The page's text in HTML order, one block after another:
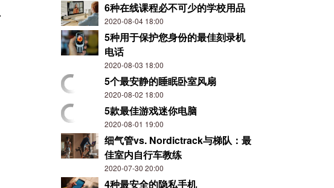
6种在线课程必不可少的学校用品
2020-08-04 18:00
5种用于保护您身份的最佳刻录机
电话
2020-08-03 18:00
5个最安静的睡眠卧室风扇
2020-08-02 18:00
5款最佳游戏迷你电脑
2020-08-01 19:00
细气管vs. Nordictrack与梯队：最
佳室内自行车教练
2020-07-30 20:00
4种最安全的隐私手机